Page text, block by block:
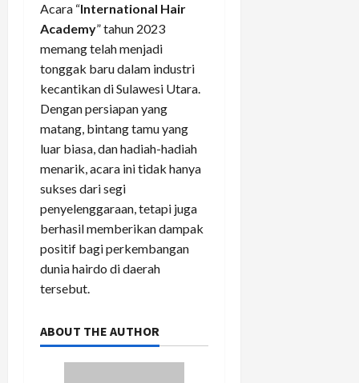
Acara “International Hair
Academy” tahun 2023
memang telah menjadi
tonggak baru dalam industri
kecantikan di Sulawesi Utara.
Dengan persiapan yang
matang, bintang tamu yang
luar biasa, dan hadiah-hadiah
menarik, acara ini tidak hanya
sukses dari segi
penyelenggaraan, tetapi juga
berhasil memberikan dampak
positif bagi perkembangan
dunia hairdo di daerah
tersebut.
ABOUT THE AUTHOR